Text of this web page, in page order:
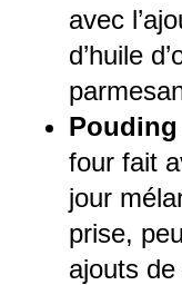
avec
d’huile
four fait
jour
prise,
ajouts